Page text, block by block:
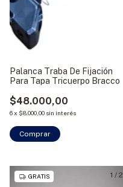
Palanca Traba De Fijación
Para Tapa Tricuerpo Bracco
$48.000,00
6x $8.000,00 sin interés
1 / 2
GRATIS